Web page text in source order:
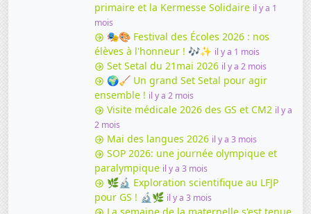
primaire et la Kermesse Solidaire il y a 1
mois
🎭🎨 Festival des Écoles 2026 : nos
élèves à l'honneur ! 🎶✨ il y a 1 mois
Set Setal du 21mai 2026 il y a 2 mois
🌍🧹 Un grand Set Setal pour agir
ensemble ! il y a 2 mois
Visite médicale 2026 des GS et CM2 il y a
2 mois
Mai des langues 2026 il y a 3 mois
SOP 2026: une journée olympique et
paralympique il y a 3 mois
🌿🔬 Exploration scientifique au LFJP
pour GS ! 🔬🌿 il y a 3 mois